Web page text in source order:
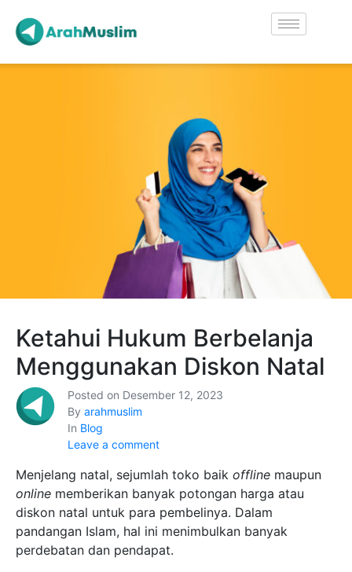
Posted on Desember 12, 2023
By arahmuslim
In Blog
Leave a comment
Ketahui Hukum Berbelanja
Menggunakan Diskon Natal
Menjelang natal, sejumlah toko baik offline maupun
online memberikan banyak potongan harga atau
diskon natal untuk para pembelinya. Dalam
pandangan Islam, hal ini menimbulkan banyak
perdebatan dan pendapat.